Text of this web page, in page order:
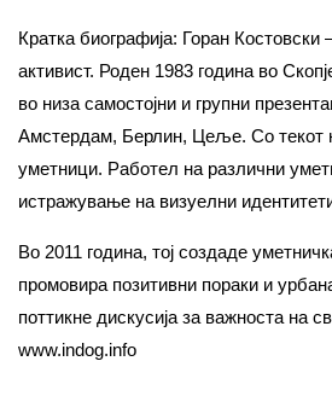
Кратка биографија: Горан
активист. Роден 1983 година во
во низа самостојни и групни
Амстердам, Берлин, Цеље. Со текот
уметници. Работел на различни
истражување на визуелни
Во 2011 година, тој создаде
промовира позитивни пораки и
поттикне дискусија за важноста на
www.indog.info